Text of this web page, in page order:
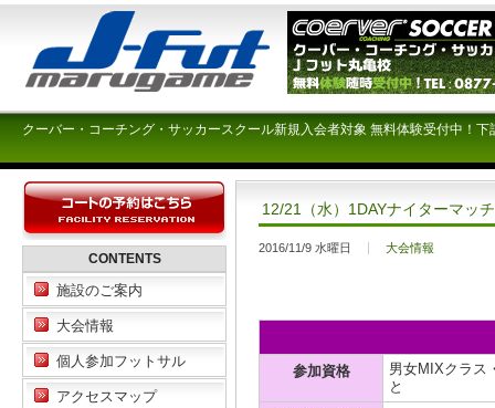
クーバー・コーチング・サッカースクール新規入会者対象 無料体験受付中！
12/21（水）1DAYナイターマッ
2016/11/9 水曜日 大会情報
参加資格
男女MIXクラス
と
CONTENTS
施設のご案内
大会情報
個人参加フットサル
アクセスマップ